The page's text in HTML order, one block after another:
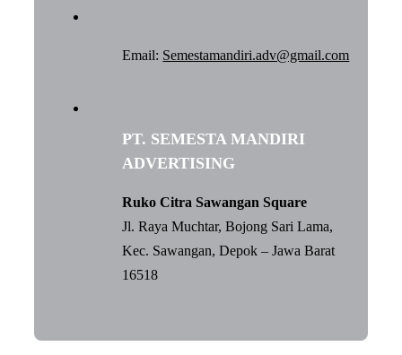
Email: Semestamandiri.adv@gmail.com
PT. SEMESTA MANDIRI
ADVERTISING
Ruko Citra Sawangan Square
Jl. Raya Muchtar, Bojong Sari Lama,
Kec. Sawangan, Depok – Jawa Barat
16518